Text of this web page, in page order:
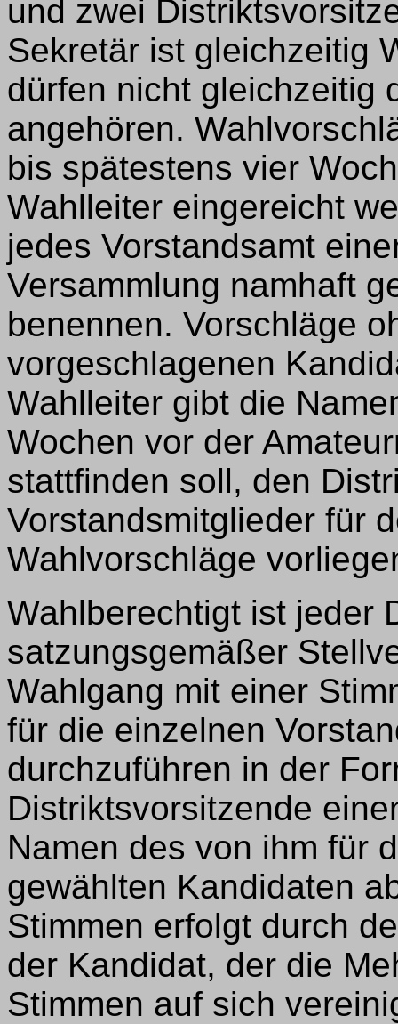
und zwei
Sekretär ist gleichzeitig
dürfen nicht gleichzeitig
angehören.
bis spätestens vier
Wahlleiter eingereicht
jedes Vorstandsamt
Versammlung namhaft
benennen. Vorschläge
vorgeschlagenen
Wahlleiter gibt die
Wochen vor der
stattfinden soll, den
Vorstandsmitglieder für
Wahlvorschläge
Wahlberechtigt ist jeder
satzungsgemäßer
Wahlgang mit einer
für die einzelnen
durchzuführen in der
Distriktsvorsitzende
Namen des von ihm für
gewählten Kandidaten
Stimmen erfolgt durch
der Kandidat, der die
Stimmen auf sich